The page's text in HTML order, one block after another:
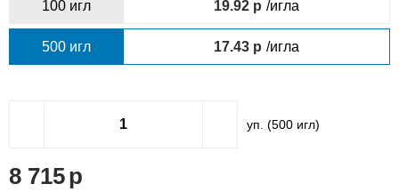
100 игл 19.92 /игла
500 игл 17.43 /игла
уп. (500игл)
8 715